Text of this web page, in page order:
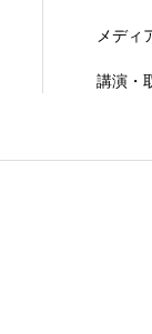
メディ
講演・